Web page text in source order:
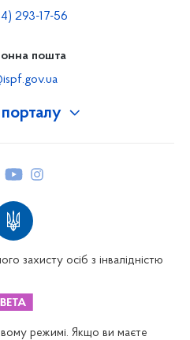
293-17-56
пошта
захисту осіб з інвалідністю
режимі. Якщо ви маєте